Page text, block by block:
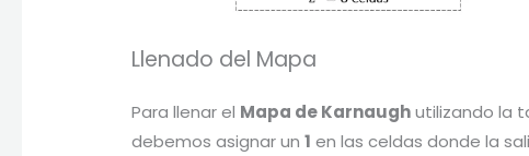
Llenado del Mapa
Para llenar el Mapa de Karnaughutilizando la
debemos asignar un1 en las celdas donde la